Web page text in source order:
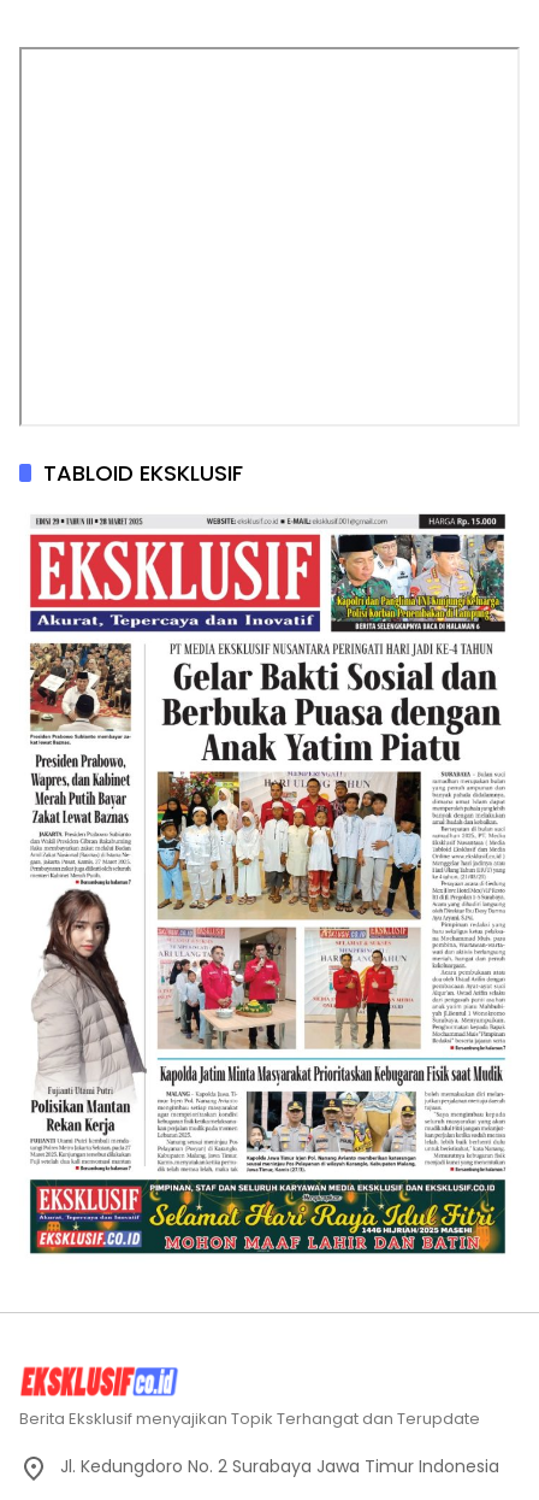
TABLOID EKSKLUSIF
Berita Eksklusif menyajikan Topik Terhangat dan Terupdate
Jl. Kedungdoro No. 2 Surabaya Jawa Timur Indonesia